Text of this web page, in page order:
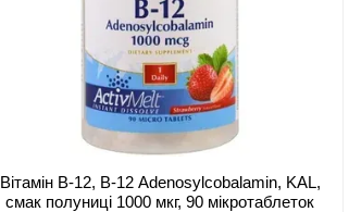
Вітамін B-12, B-12 Adenosylcobalamin, KAL,
смак полуниці 1000 мкг, 90 мікротаблеток